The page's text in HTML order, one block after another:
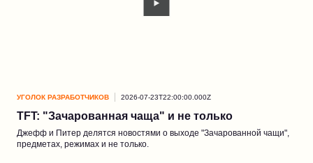
УГОЛОК РАЗРАБОТЧИКОВ 2026-07-23T22:00:00.000Z
TFT: "Зачарованная чаща" и не только
Джефф и Питер делятся новостями о выходе "Зачарованной чащи",
предметах, режимах и не только.